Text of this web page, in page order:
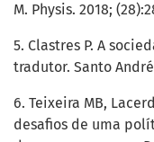
M. Physis. 2018;
5. Clastres P. A
tradutor. Santo
6. Teixeira MB,
desafios de uma